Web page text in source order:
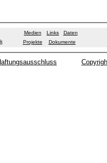
Medien Links
Daten
Projekte
Dokumente